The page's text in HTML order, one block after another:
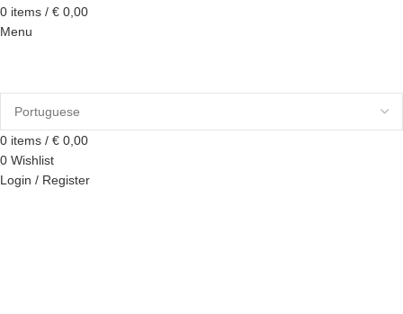
0 items / € 0,00
Menu
0 items / € 0,00
0 Wishlist
Login / Register